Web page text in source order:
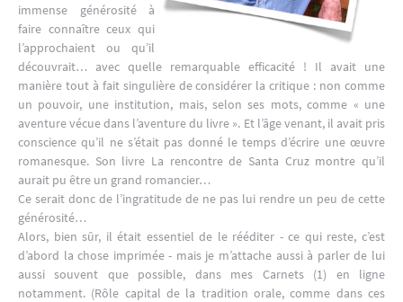
immense générosité à
faire connaître ceux qui
l’approchaient ou qu’il
découvrait… avec quelle remarquable efficacité ! Il avait une
manière tout à fait singulière de considérer la critique : non comme
un pouvoir, une institution, mais, selon ses mots, comme « une
aventure vécue dans l’aventure du livre ». Et l’âge venant, il avait pris
conscience qu’il ne s’était pas donné le temps d’écrire une œuvre
romanesque. Son livre La rencontre de Santa Cruz montre qu’il
aurait pu être un grand romancier…
Ce serait donc de l’ingratitude de ne pas lui rendre un peu de cette
générosité…
Alors, bien sûr, il était essentiel de le rééditer - ce qui reste, c’est
d’abord la chose imprimée - mais je m’attache aussi à parler de lui
aussi souvent que possible, dans mes Carnets (1) en ligne
notamment. (Rôle capital de la tradition orale, comme dans ces